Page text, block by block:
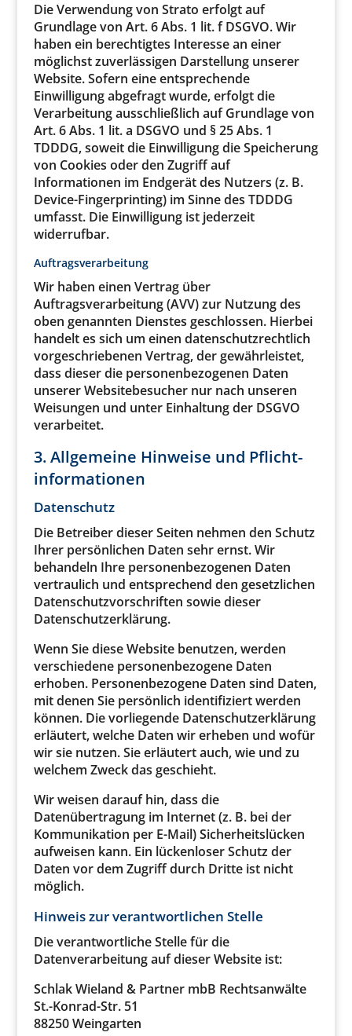
Die Verwendung von Strato erfolgt auf
Grundlage von Art. 6 Abs. 1 lit. f DSGVO. Wir
haben ein berechtigtes Interesse an einer
möglichst zuverlässigen Darstellung unserer
Website. Sofern eine entsprechende
Einwilligung abgefragt wurde, erfolgt die
Verarbeitung ausschließlich auf Grundlage von
Art. 6 Abs. 1 lit. a DSGVO und § 25 Abs. 1
TDDDG, soweit die Einwilligung die Speicherung
von Cookies oder den Zugriff auf
Informationen im Endgerät des Nutzers (z. B.
Device-Fingerprinting) im Sinne des TDDDG
umfasst. Die Einwilligung ist jederzeit
widerrufbar.
Auftragsverarbeitung
Wir haben einen Vertrag über
Auftragsverarbeitung (AVV) zur Nutzung des
oben genannten Dienstes geschlossen. Hierbei
handelt es sich um einen datenschutzrechtlich
vorgeschriebenen Vertrag, der gewährleistet,
dass dieser die personenbezogenen Daten
unserer Websitebesucher nur nach unseren
Weisungen und unter Einhaltung der DSGVO
verarbeitet.
3. Allgemeine Hinweise und Pflicht­
informationen
Datenschutz
Die Betreiber dieser Seiten nehmen den Schutz
Ihrer persönlichen Daten sehr ernst. Wir
behandeln Ihre personenbezogenen Daten
vertraulich und entsprechend den gesetzlichen
Datenschutzvorschriften sowie dieser
Datenschutzerklärung.
Wenn Sie diese Website benutzen, werden
verschiedene personenbezogene Daten
erhoben. Personenbezogene Daten sind Daten,
mit denen Sie persönlich identifiziert werden
können. Die vorliegende Datenschutzerklärung
erläutert, welche Daten wir erheben und wofür
wir sie nutzen. Sie erläutert auch, wie und zu
welchem Zweck das geschieht.
Wir weisen darauf hin, dass die
Datenübertragung im Internet (z. B. bei der
Kommunikation per E-Mail) Sicherheitslücken
aufweisen kann. Ein lückenloser Schutz der
Daten vor dem Zugriff durch Dritte ist nicht
möglich.
Hinweis zur verantwortlichen Stelle
Die verantwortliche Stelle für die
Datenverarbeitung auf dieser Website ist:
Schlak Wieland & Partner mbB Rechtsanwälte
St.-Konrad-Str. 51
88250 Weingarten